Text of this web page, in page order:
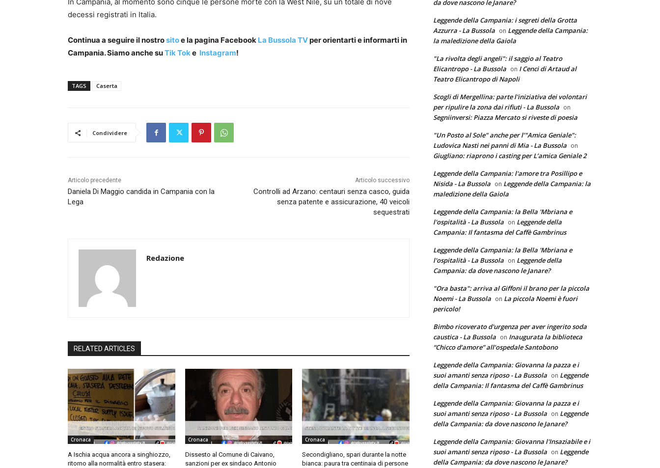
decessi registrati in Italia.
Continua a seguire il nostrositoe la pagina Facebook La Bussola TVper orientarti e informarti in
Campania. Siamo anche suTik Toke Instagram!
TAGS Caserta
Condividere
Articolo precedente
Daniela Di Maggio candida in Campania con la
Lega
Articolo successivo
Controlli ad Arzano: centauri senza casco, guida
senza patente e assicurazione, 40 veicoli
sequestrati
Redazione
RELATED ARTICLES
Cronaca
A Ischia acqua ancora a singhiozzo,
ritorno alla normalità entro stasera:
Cronaca
Dissesto al Comune di Caivano,
sanzioni per ex sindaco Antonio
Cronaca
Secondigliano, spari durante la notte
bianca: paura tra centinaia di persone
da dove nascono le Janare?
Leggende della Campania: i segreti della Grotta
Azzurra - La Bussola on Leggende della Campania:
la maledizione della Gaiola
"La rivolta degli angeli": il saggio al Teatro
Elicantropo - La Bussola on I Cenci di Artaud al
Teatro Elicantropo di Napoli
Scogli di Mergellina: parte l'iniziativa dei volontari
per ripulire la zona dai rifiuti - La Bussola on
Segniinversi: Piazza Mercato si riveste di poesia
"Un Posto al Sole" anche per l’"Amica Geniale":
Ludovica Nasti nei panni di Mia - La Bussola on
Giugliano: riaprono i casting per L’amica Geniale 2
Leggende della Campania: l'amore tra Posillipo e
Nisida - La Bussola on Leggende della Campania: la
maledizione della Gaiola
Leggende della Campania: la Bella 'Mbriana e
l'ospitalità - La Bussola on Leggende della
Campania: Il fantasma del Caffè Gambrinus
Leggende della Campania: la Bella 'Mbriana e
l'ospitalità - La Bussola on Leggende della
Campania: da dove nascono le Janare?
"Ora basta": arriva al Giffoni il brano per la piccola
Noemi - La Bussola on La piccola Noemi è fuori
pericolo!
Bimbo ricoverato d'urgenza per aver ingerito soda
caustica - La Bussola on Inaugurata la biblioteca
“Chicco d’amore” all’ospedale Santobono
Leggende della Campania: Giovanna la pazza e i
suoi amanti senza riposo - La Bussola on Leggende
della Campania: Il fantasma del Caffè Gambrinus
Leggende della Campania: Giovanna la pazza e i
suoi amanti senza riposo - La Bussola on Leggende
della Campania: da dove nascono le Janare?
Leggende della Campania: Giovanna l'Insaziabile e i
suoi amanti senza riposo - La Bussola on Leggende
della Campania: da dove nascono le Janare?